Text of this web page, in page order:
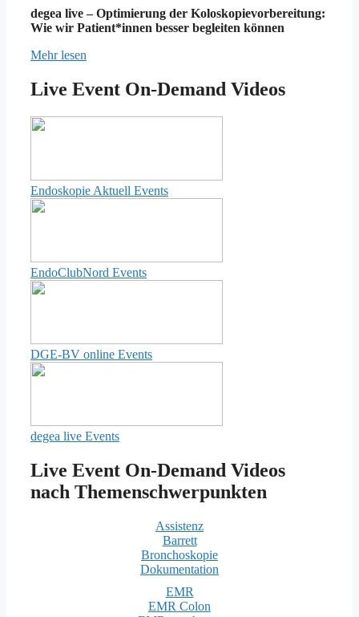
degea live – Optimierung der Koloskopievorbereitung:
Wie wir Patient*innen besser begleiten können
Mehr lesen
Live Event On-Demand Videos
Endoskopie Aktuell Events
EndoClubNord Events
DGE-BV online Events
degea live Events
Live Event On-Demand Videos
nach Themenschwerpunkten
Assistenz
Barrett
Bronchoskopie
Dokumentation
EMR
EMR Colon